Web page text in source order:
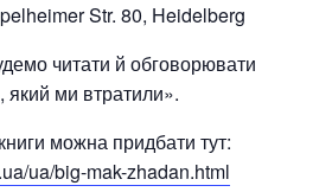
Str. 80, Heidelberg
читати й обговорювати
який ми втратили».
можна придбати тут:
ua/big-mak-zhadan.html